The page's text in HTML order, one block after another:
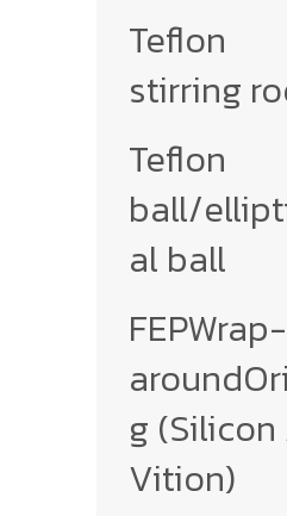
Teflon
stirring
Teflon
ball/
al ball
FEPWrap-
g
Vition)